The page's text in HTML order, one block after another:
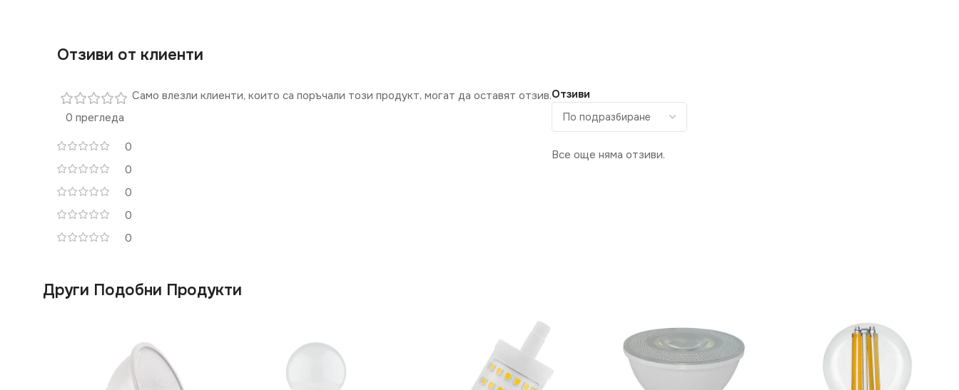
Отзиви от клиенти
0 прегледа
0
0
0
0
0
Отзиви
Все още няма отзиви.
Само влезли клиенти, които са поръчали този продукт, могат да оставят отзив.
Други Подобни Продукти